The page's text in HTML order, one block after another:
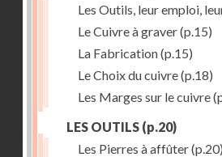
Les Outils, leur emploi,
Le Cuivre à graver(p.15)
La Fabrication(p.15)
Le Choix du cuivre(p.18)
Les Marges sur le cuivre
LES OUTILS (p.20)
Les Pierres à affûter(p.20)